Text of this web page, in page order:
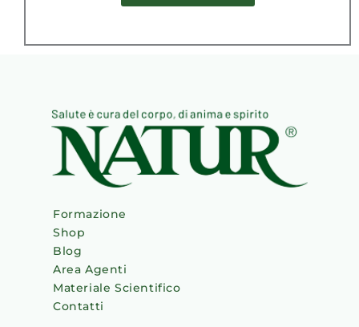
Formazione
Shop
Blog
Area Agenti
Materiale Scientifico
Contatti